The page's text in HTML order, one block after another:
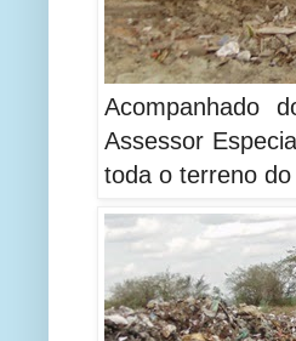
Acompanhado
Assessor
toda o terreno